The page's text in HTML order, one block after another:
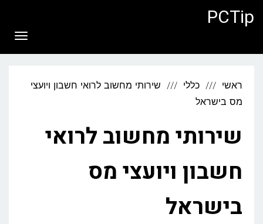
לתוכן
PCTip
ראשי כללי
שירותי מחשוב לרואי חשבון ויועצי
מס בישראל
שירותי מחשוב לרואי
חשבון ויועצי מס
בישראל